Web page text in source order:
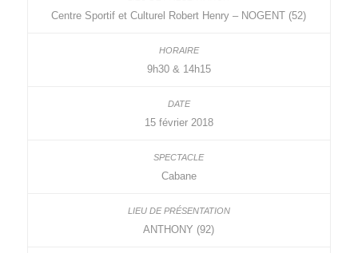
Centre Sportif et Culturel Robert Henry – NOGENT (52)
9h30 & 14h15
15 février 2018
Cabane
ANTHONY (92)